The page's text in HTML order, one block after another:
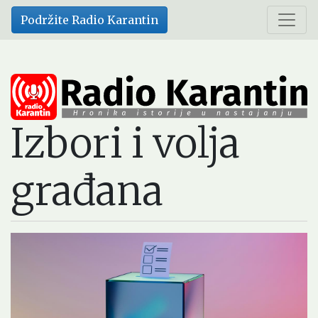
Skip
Podržite Radio Karantin
Izbori i volja
građana